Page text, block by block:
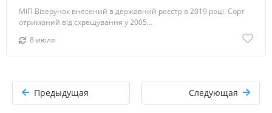
МІП Візерунок внесений в державний реєстр в 2019 році. Сорт
отриманий від схрещування у 2005...
8 июля
Предыдущая Следующая